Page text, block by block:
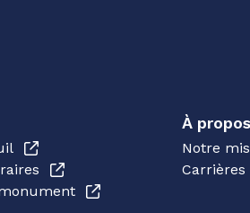
À propos
Notre
Carrières